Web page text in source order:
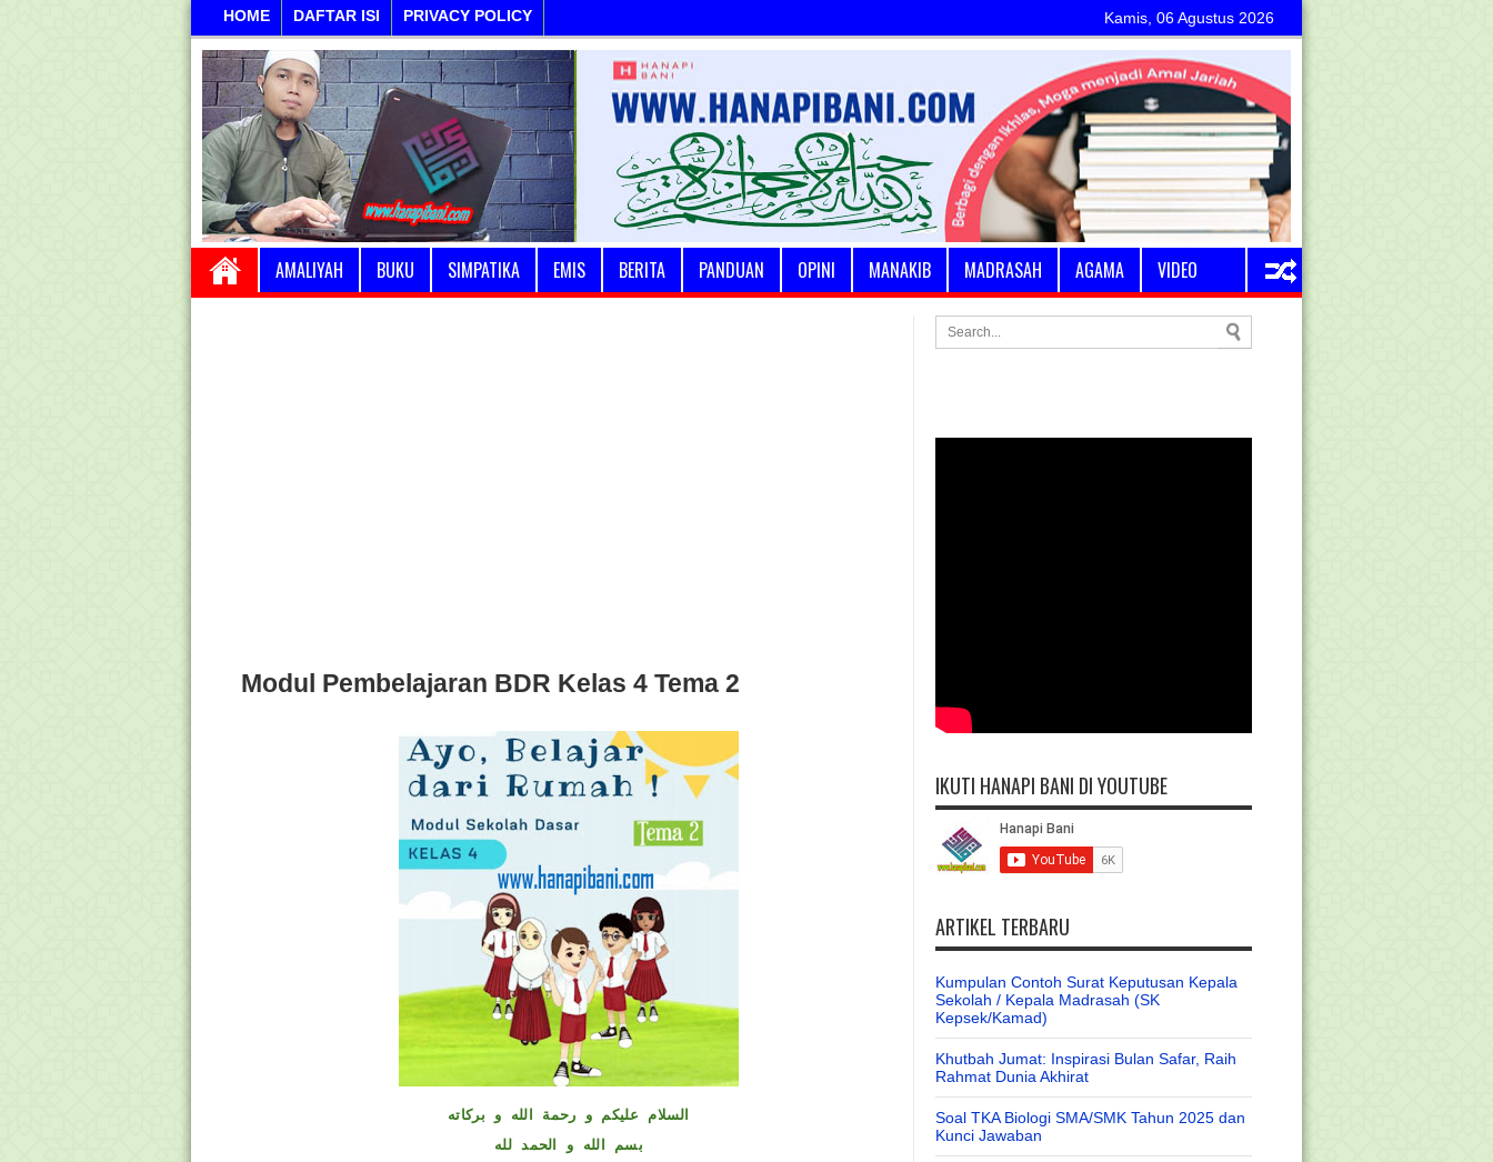
HOME DAFTAR ISI PRIVACY POLICY Kamis, 06 Agustus 2026
AMALIYAH BUKU SIMPATIKA EMIS BERITA PANDUAN OPINI MANAKIB MADRASAH AGAMA VIDEO
Modul Pembelajaran BDR Kelas 4 Tema 2
السلام عليكم و رحمة الله و بركاته
بسم الله و الحمد لله
IKUTI HANAPI BANI DI YOUTUBE
ARTIKEL TERBARU
Kumpulan Contoh Surat Keputusan Kepala
Sekolah / Kepala Madrasah (SK
Kepsek/Kamad)
Khutbah Jumat: Inspirasi Bulan Safar, Raih
Rahmat Dunia Akhirat
Soal TKA Biologi SMA/SMK Tahun 2025 dan
Kunci Jawaban